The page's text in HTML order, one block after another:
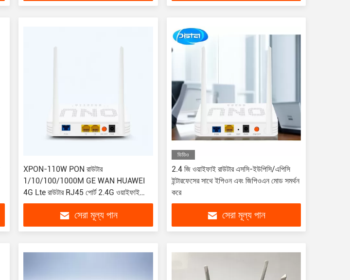
XPON-110W PON রাউটার
1/10/100/1000M GE WAN HUAWEI
4G Lte রাউটার RJ45 পোর্ট 2.4G ওয়াইফাই
রাউটার
সেরা মূল্য পান
ভিডিও
2.4 জি ওয়াইফাই রাউটার এসসি-ইউপিসি/এপিসি
ইন্টারফেসের সাথে ইপিওন এবং জিপিওএন মোড সমর্থন
করে
সেরা মূল্য পান